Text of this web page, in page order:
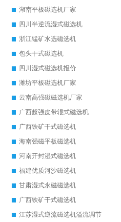
湖南平板磁选机厂家
四川半逆流湿式磁选机
浙江锰矿水选磁选机
包头干式磁选机
四川湿式磁选机报价
潍坊平板磁选机厂家
云南高强磁磁选机厂家
广西超强皮带辊式磁选机
广西铁矿干式磁选机
海南强磁平板磁选机
河南开封湿式磁选机
福建优质河沙磁选机
甘肃湿式永磁磁选机
广西铁矿干式磁选机
江苏湿式逆流磁选机溢流调节